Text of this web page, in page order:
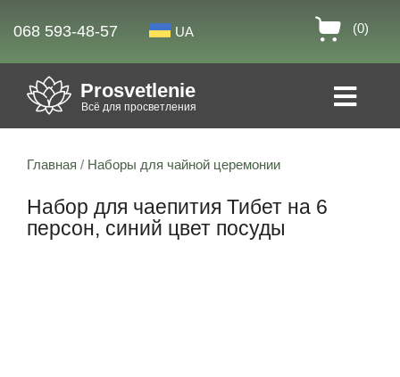
068 593-48-57 UA (0)
Prosvetlenie
Всё для просветления
Главная / Наборы для чайной церемонии
Набор для чаепития Тибет на 6
персон, синий цвет посуды